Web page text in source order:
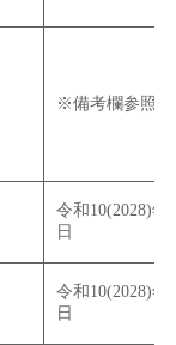
※備考欄参照
令和10(2028)年
日
令和10(2028)年
日